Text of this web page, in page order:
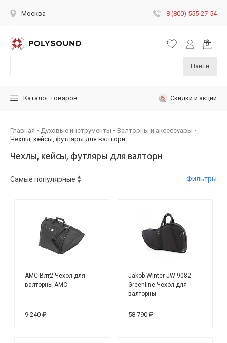
Москва 8 (800) 555-27-54
Найти
Каталог товаров Скидки и акции
Главная Духовые инструменты
Валторны и аксессуары
Чехлы, кейсы, футляры для валторн
Чехлы, кейсы, футляры для валторн
Фильтры
AMC Влт2 Чехол для
валторны АМС
9 240 ₽
Jakob Winter JW-9082
Greenline Чехол для
валторны
58 790 ₽